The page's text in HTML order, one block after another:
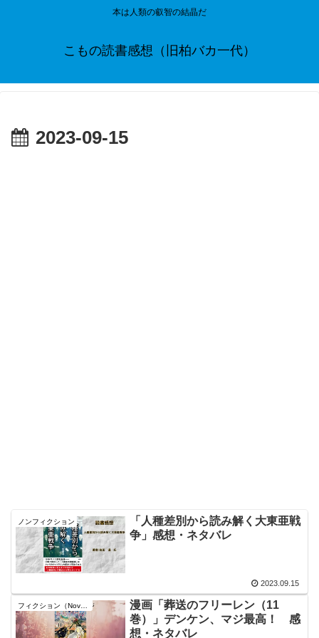
本は人類の叡智の結晶だ
こもの読書感想（旧柏バカ一代）
2023-09-15
ノンフィクション
「人種差別から読み解く大東亜戦
争」感想・ネタバレ
2023.09.15
漫画「葬送のフリーレン（11
巻）」デンケン、マジ最高！ 感
想・ネタバレ